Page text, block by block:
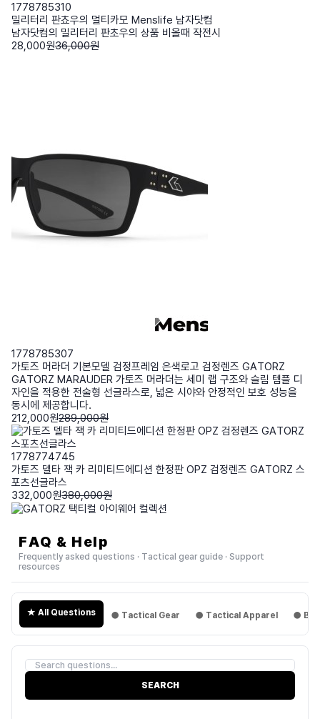
1778785310
밀리터리 판쵸우의 멀티카모 Menslife 남자닷컴
남자닷컴의 밀리터리 판초우의 상품 비올때 작전시
28,000원36,000원
1778785307
가토즈 머라더 기본모델 검정프레임 은색로고 검정렌즈 GATORZ
GATORZ MARAUDER 가토즈 머라더는 세미 랩 구조와 슬림 템플 디
자인을 적용한 전술형 선글라스로, 넓은 시야와 안정적인 보호 성능을
동시에 제공합니다.
212,000원289,000원
1778774745
가토즈 델타 잭 카 리미티드에디션 한정판 OPZ 검정렌즈 GATORZ 스
포츠선글라스
332,000원380,000원
FAQ & Help
Frequently asked questions · Tactical gear guide · Support
resources
★ All Questions ● Tactical Gear ● Tactical Apparel ●
SEARCH